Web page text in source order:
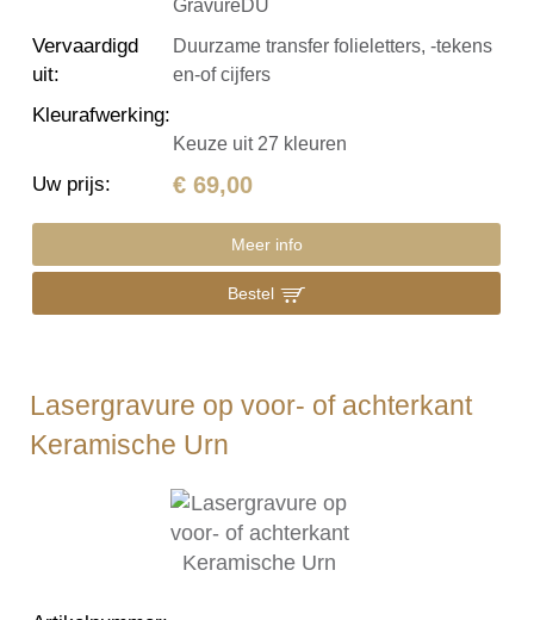
GravureDU
Vervaardigd
uit:
Duurzame transfer folieletters, -tekens
en-of cijfers
Kleurafwerking:
Keuze uit 27 kleuren
Uw prijs: € 69,00
Meer info
Bestel
Lasergravure op voor- of achterkant
Keramische Urn